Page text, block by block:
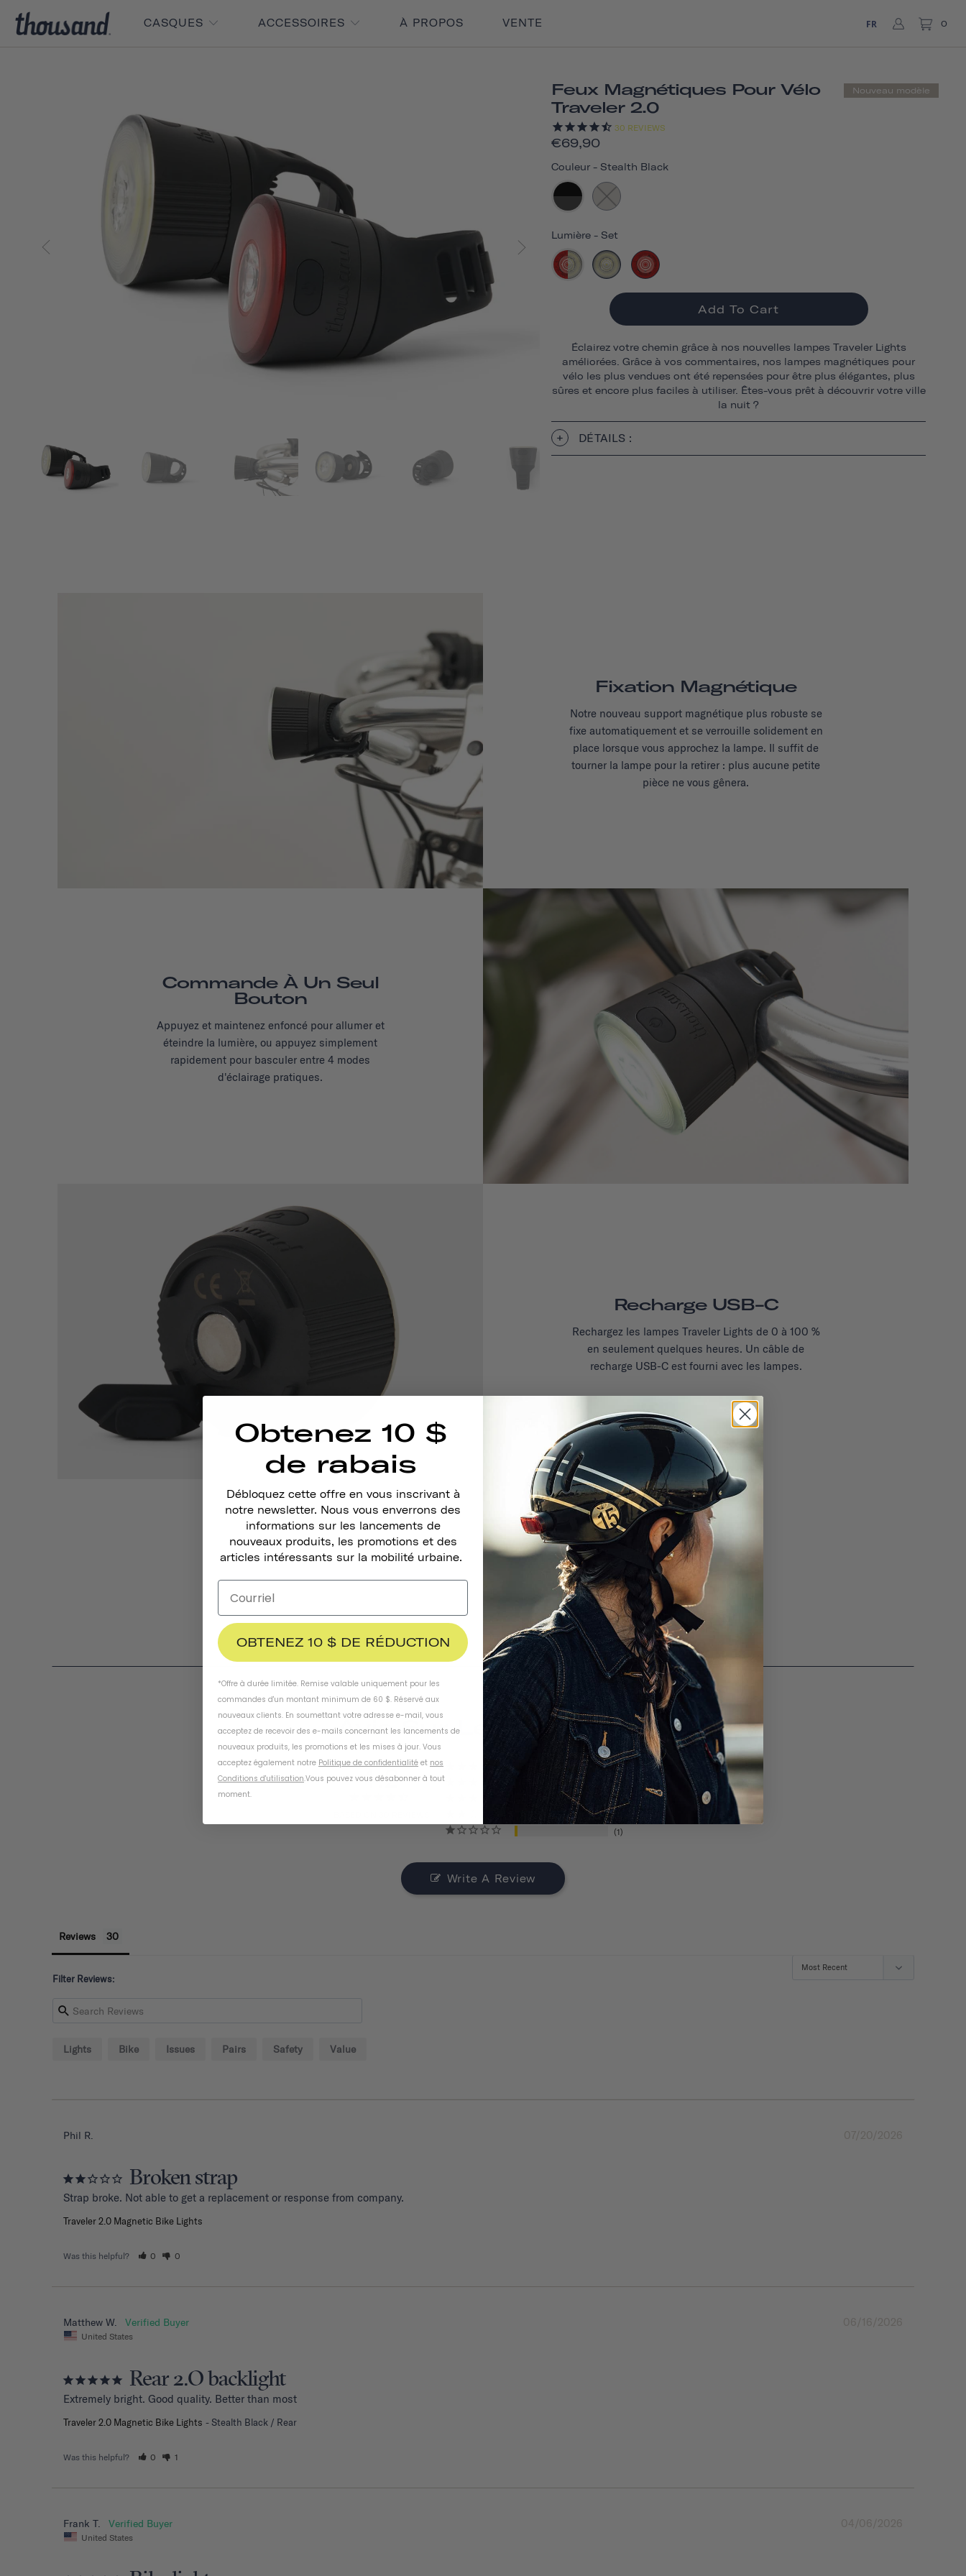
CASQUES ACCESSOIRES À PROPOS VENTE FR 0
Nouveau modèle
Feux Magnétiques Pour Vélo
Traveler 2.0
30 REVIEWS
€69,90
Couleur - Stealth Black
Lumière - Set
Add To Cart
Éclairez votre chemin grâce à nos nouvelles lampes Traveler Lights
améliorées. Grâce à vos commentaires, nos lampes magnétiques pour
vélo les plus vendues ont été repensées pour être plus élégantes, plus
sûres et encore plus faciles à utiliser. Êtes-vous prêt à découvrir votre ville
la nuit ?
DÉTAILS :
Fixation Magnétique
Notre nouveau support magnétique plus robuste se
fixe automatiquement et se verrouille solidement en
place lorsque vous approchez la lampe. Il suffit de
tourner la lampe pour la retirer : plus aucune petite
pièce ne vous gênera.
Commande À Un Seul
Bouton
Appuyez et maintenez enfoncé pour allumer et
éteindre la lumière, ou appuyez simplement
rapidement pour basculer entre 4 modes
d'éclairage pratiques.
Recharge USB-C
Rechargez les lampes Traveler Lights de 0 à 100 %
en seulement quelques heures. Un câble de
recharge USB-C est fourni avec les lampes.
Avis Sur Les Produits
4.2
21
1
3
1
Write A Review
Reviews
Filter Reviews:
Lights Bike Issues Pairs Safety Value
07/20/2026
Phil R.
Broken strap
Strap broke. Not able to get a replacement or response from company.
Traveler 2.0 Magnetic Bike Lights
Was this helpful? 0 0
06/16/2026
Matthew W.
United States
Rear 2.O backlight
Extremely bright. Good quality. Better than most
Traveler 2.0 Magnetic Bike Lights Stealth Black / Rear
Was this helpful? 0 1
04/06/2026
Frank T.
United States
Obtenez 10 $
de rabais
Débloquez cette offre en vous inscrivant à
notre newsletter. Nous vous enverrons des
informations sur les lancements de
nouveaux produits, les promotions et des
articles intéressants sur la mobilité urbaine.
OBTENEZ 10 $ DE RÉDUCTION
*Offre à durée limitée. Remise valable uniquement pour les
commandes d'un montant minimum de 60 $. Réservé aux
nouveaux clients. En soumettant votre adresse e-mail, vous
acceptez de recevoir des e-mails concernant les lancements de
nouveaux produits, les promotions et les mises à jour. Vous
acceptez également notre Politique de confidentialité et nos
Conditions d'utilisation.Vous pouvez vous désabonner à tout
moment.